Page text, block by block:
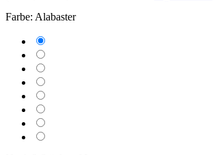
Farbe: Alabaster